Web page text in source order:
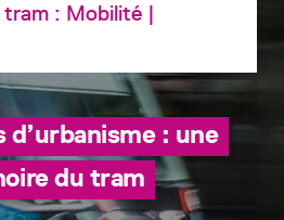
tram : Mobilité |
d’urbanisme : une
du tram